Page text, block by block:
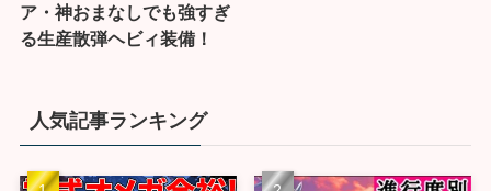
ア・神おまなしでも強すぎ
る生産散弾ヘビィ装備！
人気記事ランキング